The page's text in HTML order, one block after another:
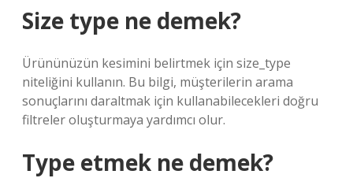
Size type ne demek?
Ürününüzün kesimini belirtmek için size_type
niteliğini kullanın. Bu bilgi, müşterilerin arama
sonuçlarını daraltmak için kullanabilecekleri doğru
filtreler oluşturmaya yardımcı olur.
Type etmek ne demek?